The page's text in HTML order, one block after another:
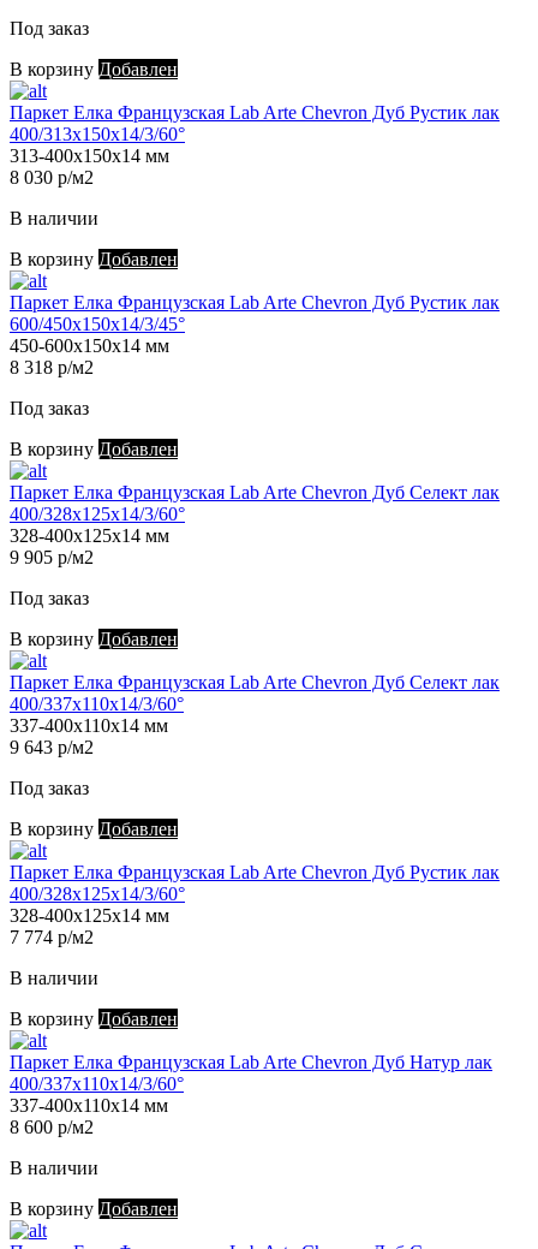
Под заказ
В корзину Добавлен
Паркет Елка Французская Lab Arte Chevron Дуб Рустик лак
400/313х150х14/3/60°
313-400х150х14 мм
8 030 р/м2
В наличии
В корзину Добавлен
Паркет Елка Французская Lab Arte Chevron Дуб Рустик лак
600/450х150х14/3/45°
450-600х150х14 мм
8 318 р/м2
Под заказ
В корзину Добавлен
Паркет Елка Французская Lab Arte Chevron Дуб Селект лак
400/328х125х14/3/60°
328-400х125х14 мм
9 905 р/м2
Под заказ
В корзину Добавлен
Паркет Елка Французская Lab Arte Chevron Дуб Селект лак
400/337х110х14/3/60°
337-400х110х14 мм
9 643 р/м2
Под заказ
В корзину Добавлен
Паркет Елка Французская Lab Arte Chevron Дуб Рустик лак
400/328х125х14/3/60°
328-400х125х14 мм
7 774 р/м2
В наличии
В корзину Добавлен
Паркет Елка Французская Lab Arte Chevron Дуб Натур лак
400/337х110х14/3/60°
337-400х110х14 мм
8 600 р/м2
В наличии
В корзину Добавлен